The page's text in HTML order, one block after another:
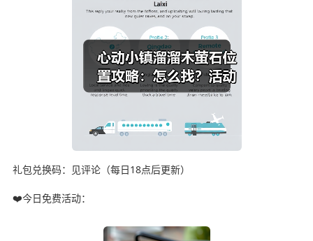
礼包兑换码：见评论（每日18点后更新）
❤️今日免费活动：